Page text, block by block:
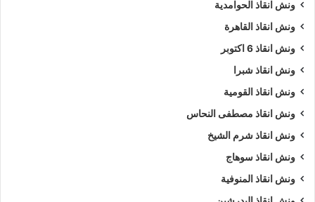
ونش انقاذ الحوامدية
ونش انقاذ القاهرة
ونش انقاذ 6 اكتوبر
ونش انقاذ شبرا
ونش انقاذ القومية
ونش انقاذ مصطفى النحاس
ونش انقاذ شرم الشيخ
ونش انقاذ سوهاج
ونش انقاذ المنوفية